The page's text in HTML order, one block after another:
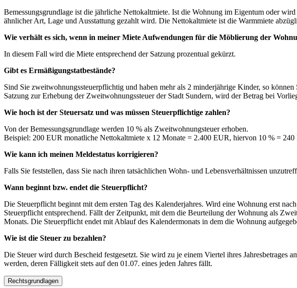
Bemessungsgrundlage ist die jährliche Nettokaltmiete. Ist die Wohnung im Eigentum oder
ähnlicher Art, Lage und Ausstattung gezahlt wird. Die Nettokaltmiete ist die Warmmiete
Wie verhält es sich, wenn in meiner Miete Aufwendungen für die Möblierung der
In diesem Fall wird die Miete entsprechend der Satzung prozentual gekürzt.
Gibt es Ermäßigungstatbestände?
Sind Sie zweitwohnungssteuerpflichtig und haben mehr als 2 minderjährige Kinder, so
Satzung zur Erhebung der Zweitwohnungssteuer der Stadt Sundern, wird der Betrag bei
Wie hoch ist der Steuersatz und was müssen Steuerpflichtige zahlen?
Von der Bemessungsgrundlage werden 10 % als Zweitwohnungsteuer erhoben.
Beispiel: 200 EUR monatliche Nettokaltmiete x 12 Monate = 2.400 EUR, hiervon 10 % =
Wie kann ich meinen Meldestatus korrigieren?
Falls Sie feststellen, dass Sie nach ihren tatsächlichen Wohn- und Lebensverhältnissen
Wann beginnt bzw. endet die Steuerpflicht?
Die Steuerpflicht beginnt mit dem ersten Tag des Kalenderjahres. Wird eine Wohnung erst
Steuerpflicht entsprechend. Fällt der Zeitpunkt, mit dem die Beurteilung der Wohnung als
Monats. Die Steuerpflicht endet mit Ablauf des Kalendermonats in dem die Wohnung
Wie ist die Steuer zu bezahlen?
Die Steuer wird durch Bescheid festgesetzt. Sie wird zu je einem Viertel ihres
werden, deren Fälligkeit stets auf den 01.07. eines jeden Jahres fällt.
Rechtsgrundlagen